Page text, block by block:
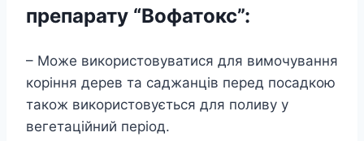
препарату “Вофатокс”:
– Може використовуватися для вимочування
коріння дерев та саджанців перед посадкою
також використовується для поливу у
вегетаційний період.